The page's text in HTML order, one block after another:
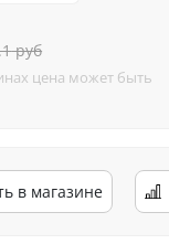
руб
цена может быть
в магазине